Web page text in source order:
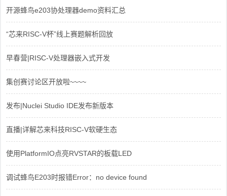
开源蜂鸟e203协处理器demo资料汇总
“芯来RISC-V杯”线上赛题解析回放
早春营|RISC-V处理器嵌入式开发
集创赛讨论区开放啦~~~~
发布|Nuclei Studio IDE发布新版本
直播|详解芯来科技RISC-V软硬生态
使用PlatformIO点亮RVSTAR的板载LED
调试蜂鸟E203时报错Error：no device found